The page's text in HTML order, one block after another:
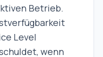
Betrieb.
Level
wenn